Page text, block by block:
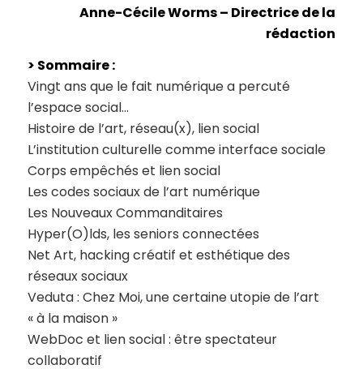
Anne-Cécile Worms – Directrice de la
rédaction
> Sommaire :
Vingt ans que le fait numérique a percuté
l’espace social…
Histoire de l’art, réseau(x), lien social
L’institution culturelle comme interface sociale
Corps empêchés et lien social
Les codes sociaux de l’art numérique
Les Nouveaux Commanditaires
Hyper(O)lds, les seniors connectées
Net Art, hacking créatif et esthétique des
réseaux sociaux
Veduta : Chez Moi, une certaine utopie de l’art
« à la maison »
WebDoc et lien social : être spectateur
collaboratif